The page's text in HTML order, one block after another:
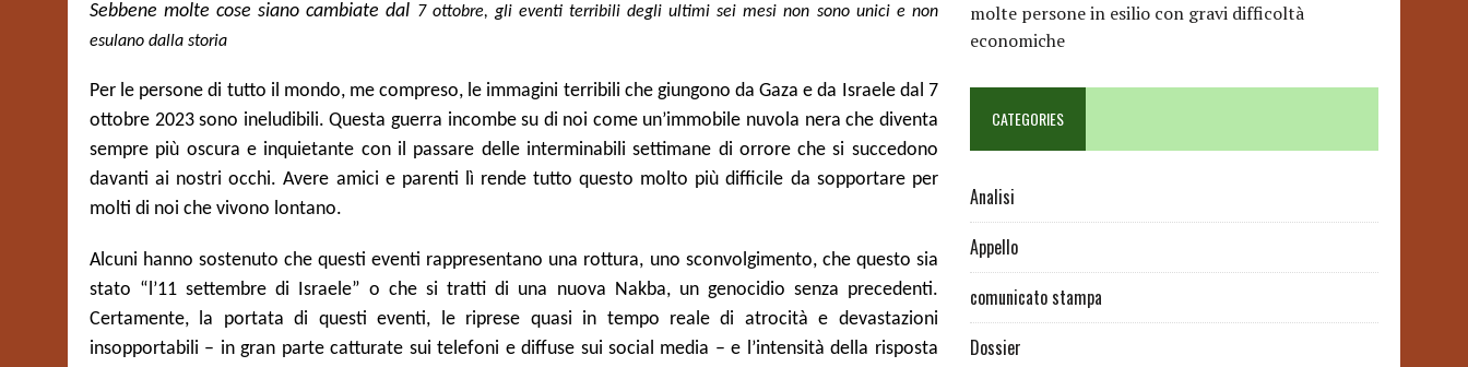
Sebbene molte cose siano cambiate dal 7 ottobre, gli eventi terribili degli ultimi sei mesi non sono unici e non
esulano dalla storia
Per le persone di tutto il mondo, me compreso, le immagini terribili che giungono da Gaza e da Israele dal 7
ottobre 2023 sono ineludibili. Questa guerra incombe su di noi come un’immobile nuvola nera che diventa
sempre più oscura e inquietante con il passare delle interminabili settimane di orrore che si succedono
davanti ai nostri occhi. Avere amici e parenti lì rende tutto questo molto più difficile da sopportare per
molti di noi che vivono lontano.
Alcuni hanno sostenuto che questi eventi rappresentano una rottura, uno sconvolgimento, che questo sia
stato “l’11 settembre di Israele” o che si tratti di una nuova Nakba, un genocidio senza precedenti.
Certamente, la portata di questi eventi, le riprese quasi in tempo reale di atrocità e devastazioni
insopportabili – in gran parte catturate sui telefoni e diffuse sui social media – e l’intensità della risposta
molte persone in esilio con gravi difficoltà
economiche
CATEGORIES
Analisi
Appello
comunicato stampa
Dossier